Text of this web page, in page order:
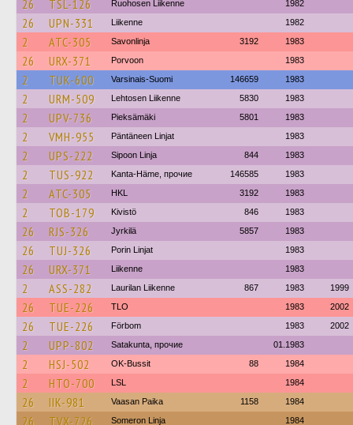
26 TSL-126 Ruohosen Liikenne 1982
26 UPN-331 Liikenne 1982
2 ATC-305 Savonlinja 3192 1983
26 URX-371 Porvoon 1983
2 TUK-600 Varsinais-Suomi 146659 1983
2 URM-509 Lehtosen Liikenne 5830 1983
2 UPV-736 Pieksämäki 5801 1983
2 VMH-955 Päntäneen Linjat 1983
2 UPS-222 Sipoon Linja 844 1983
2 TUS-922 Kanta-Häme, прочие 146585 1983
2 ATC-305 HKL 3192 1983
2 TOB-179 Kivistö 846 1983
26 RJS-326 Jyrkilä 5857 1983
26 TUJ-326 Porin Linjat 1983
26 URX-371 Liikenne 1983
2 ASS-282 Laurilan Liikenne 867 1983 1999
26 TUE-226 TLO 1983 2002
26 TUE-226 Förbom 1983 2002
2 UPP-802 Satakunta, прочие 01.1983
2 HSJ-502 OK-Bussit 88 1984
2 HTO-700 LSL 1984
26 IIK-981 Vaasan Paika 1158 1984
26 TVX-726 Someron Linja 1984